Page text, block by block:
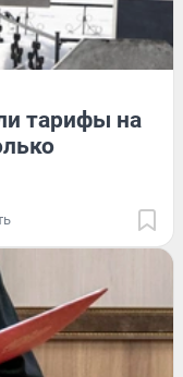
тарифы на